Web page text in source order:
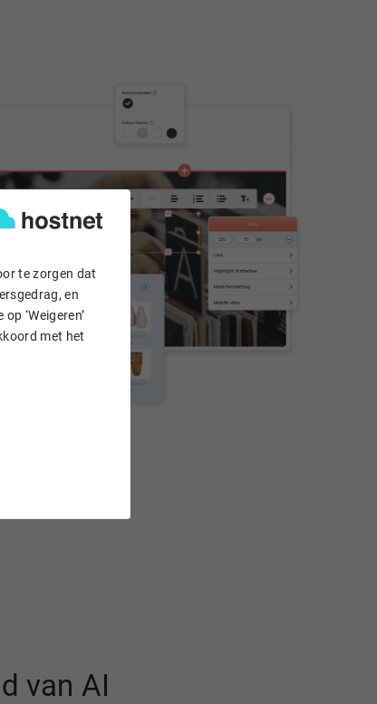
te zorgen dat
en
‘Weigeren’
met het
van AI